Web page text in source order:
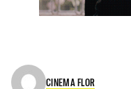
CINEMA FLOR